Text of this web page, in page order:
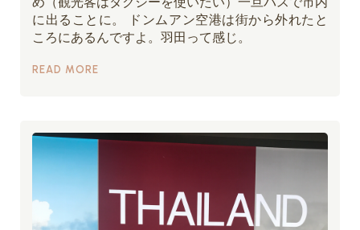
に出ることに。 ドンムアン空港は街から外れたと
ころにあるんですよ。羽田って感じ。
READ MORE